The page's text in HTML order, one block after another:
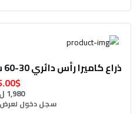
ذراع كاميرا رأس دائري 30-60 سم
1,980 ل.س
سجل دخول لعرض